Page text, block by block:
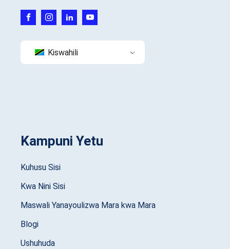
Kiswahili
Kampuni Yetu
Kuhusu Sisi
Kwa Nini Sisi
Maswali Yanayoulizwa Mara kwa Mara
Blogi
Ushuhuda